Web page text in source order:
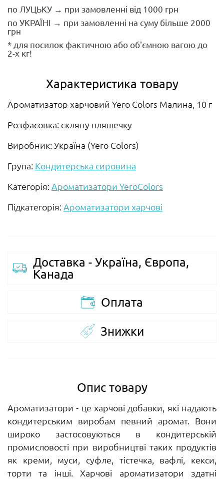
по ЛУЦЬКУ → при замовленні від 1000 грн
по УКРАЇНІ → при замовленні на суму більше 2000
грн
* для посилок фактичною або об'ємною вагою до
2-х кг!
Характеристика товару
Ароматизатор харчовий Yero Colors Малина, 10 г
Розфасовка: скляну пляшечку
Виробник: Україна (Yero Сolors)
Група: Кондитерська сировина
Категорія: Ароматизатори YeroСolors
Підкатегорія: Ароматизатори харчові
Доставка - Україна, Європа,
Канада
Оплата
Знижки
Опис товару
Ароматизатори - це харчові добавки, які надають
кондитерським виробам певний аромат. Вони
широко застосовуються в кондитерській
промисловості при виробництві таких продуктів
як креми, муси, суфле, тістечка, вафлі, кекси,
торти та інші. Харчові ароматизатори здатні